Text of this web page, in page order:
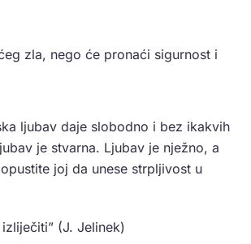
zla, nego će pronaći sigurnost i
ljubav daje slobodno i bez ikakvih
je stvarna. Ljubav je nježno, a
joj da unese strpljivost u
(J. Jelinek)